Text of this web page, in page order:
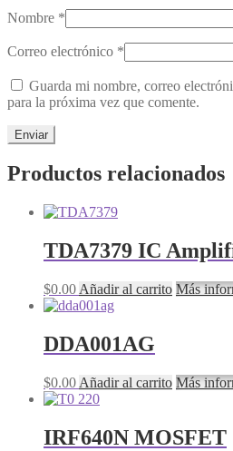
Nombre *
Correo electrónico *
Guarda mi nombre, correo
para la próxima vez que comente.
Productos relacionados
TDA7379 IC
$0.00 Añadir al carrito Más
DDA001AG
$0.00 Añadir al carrito Más
IRF640N MOSFET